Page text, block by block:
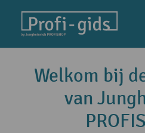
Welkom bij
van